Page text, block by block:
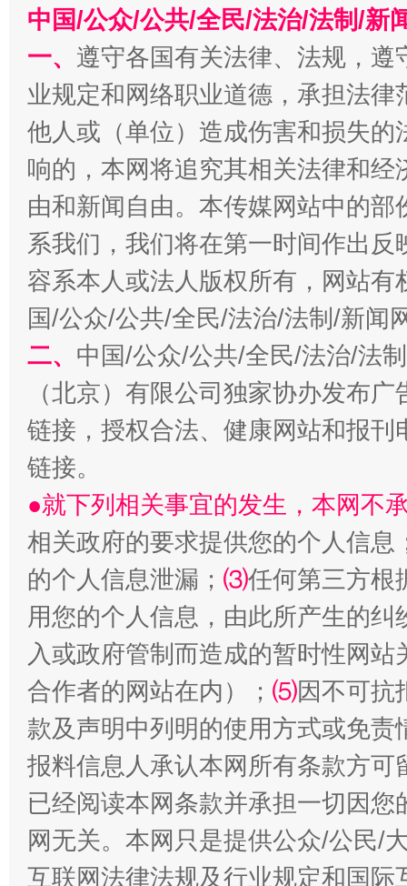
揭开“小金库”的免责幌子
受贿1.44亿！段成刚被判无期 从幼
全民健身五年计划来了！等你上场
中国/公众/公共/全民/法治/法制/新
一、 遵守各国有关法律、法规，
业规定和网络职业道德，承担法
他人或（单位）造成伤害和损失
响的，本网将追究其相关法律和
由和新闻自由。本传媒网站中的
系我们，我们将在第一时间作出
容系本人或法人版权所有，网站
国/公众/公共/全民/法治/法制/新闻
二、 中国/公众/公共/全民/法治/法
（北京）有限公司独家协办发布
链接，授权合法、健康网站和报
链接。
●就下列相关事宜的发生，本网不
相关政府的要求提供您的个人信息
的个人信息泄漏； ⑶任何第三方根
用您的个人信息，由此所产生的纠
入或政府管制而造成的暂时性网
合作者的网站在内）； ⑸因不可抗
款及声明中列明的使用方式或免责
报料信息人承认本网所有条款方
已经阅读本网条款并承担一切因
网无关。本网只是提供公众/公民/
互联网法律法规及行业规定和国